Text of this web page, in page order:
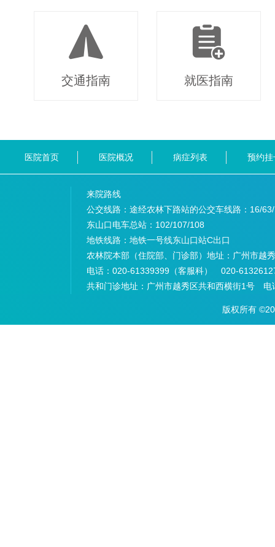
交通指南 就医指南
医院首页 医院概况 病症列表 预约挂
来院路线
公交线路：途经农林下路站的公交车线路： 16/
东山口电车总站： 102/107/108
地铁线路： 地铁一号线东山口站C出口
农林院本部（住院部、门诊部）地址： 广州市越
电话： 020-61339399（客服科） 020-
共和门诊地址： 广州市越秀区共和西横街1号 电
版权所有